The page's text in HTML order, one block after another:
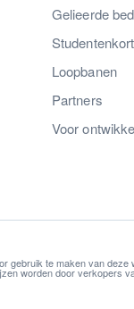
Gelieerde
Loopbanen
Partners
Voor
gebruik te maken van deze
worden door verkopers